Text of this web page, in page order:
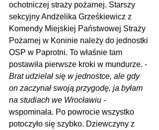
ochotniczej straży pożarnej. Starszy
sekcyjny Andżelika Grześkiewicz z
Komendy Miejskiej Państwowej Straży
Pożarnej w Koninie należy do jednostki
OSP w Paprotni. To właśnie tam
postawiła pierwsze kroki w mundurze. -
Brat udzielał się w jednostce, ale gdy
on zaczynał swoją przygodę, ja byłam
na studiach we Wrocławiu -
wspominała. Po powrocie wszystko
potoczyło się szybko. Dziewczyny z